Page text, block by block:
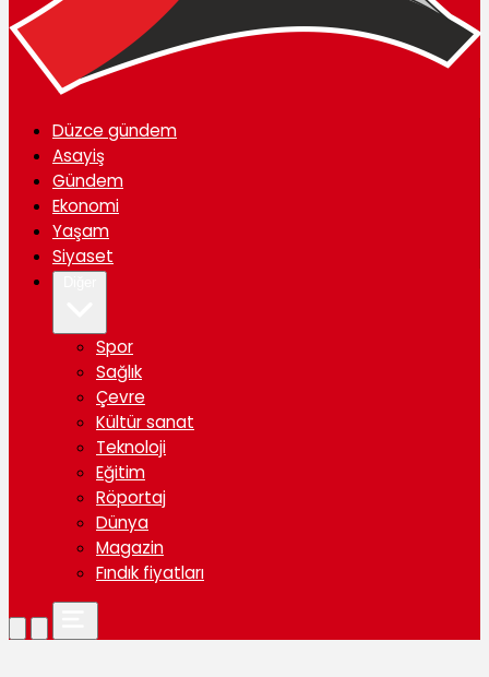
Düzce gündem
Asayiş
Gündem
Ekonomi
Yaşam
Siyaset
Spor
Sağlık
Çevre
Kültür sanat
Teknoloji
Eğitim
Röportaj
Dünya
Magazin
Fındık fiyatları